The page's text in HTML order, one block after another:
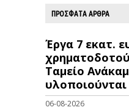
ΠΡΟΣΦΑΤΑ ΑΡΘΡΑ
Έργα 7 εκατ.
Ταμείο
06-08-2026